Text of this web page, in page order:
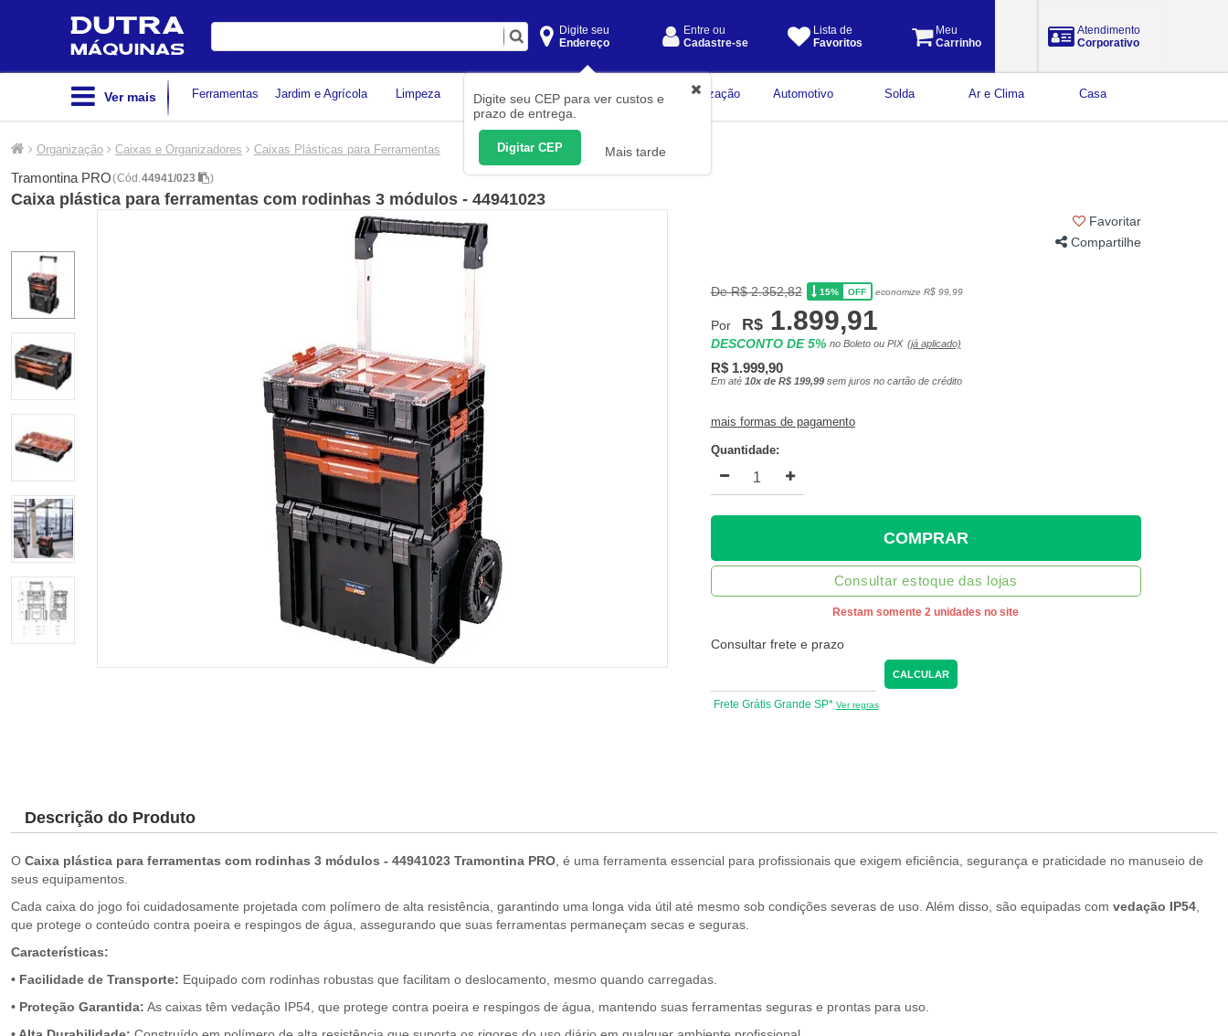
Digite
Digite seu
Endereço
Digite seu CEP para ver custos e
prazo de entrega.
Digitar CEP Mais tarde
Entre ou
Cadastre-se
Lista de
Favoritos
Meu
Carrinho
Atendimento
Corporativo
Ver mais Ferramentas Jardim e Agrícola Limpeza Construção Civil
Medição
Organização Automotivo Solda Ar e Clima Casa
Organização Caixas e Organizadores Caixas Plásticas para Ferramentas
Tramontina PRO(Cód. 44941/023 )
Caixa plástica para ferramentas com rodinhas 3 módulos - 44941023
Favoritar
Compartilhe
De R$ 2.352,82 15% OFF economize R$ 99,99
Por R$ 1.899,91
DESCONTO DE 5% no Boleto ou PIX (já aplicado)
R$ 1.999,90
Em até 10x de R$ 199,99sem juros no cartão de crédito
mais formas de pagamento
Quantidade:
COMPRAR
Consultar estoque das lojas
Restam somente 2 unidades no site
Consultar frete e prazo
CALCULAR
Frete Grátis Grande SP* Ver regras
Descrição do Produto
O Caixa plástica para ferramentas com rodinhas 3 módulos - 44941023 Tramontina PRO , é uma ferramenta essencial para profissionais que exigem eficiência, segurança e praticidade no manuseio de
seus equipamentos.
Cada caixa do jogo foi cuidadosamente projetada com polímero de alta resistência, garantindo uma longa vida útil até mesmo sob condições severas de uso. Além disso, são equipadas com vedação IP54
que protege o conteúdo contra poeira e respingos de água, assegurando que suas ferramentas permaneçam secas e seguras.
Características:
• Facilidade de Transporte: Equipado com rodinhas robustas que facilitam o deslocamento, mesmo quando carregadas.
• Proteção Garantida: As caixas têm vedação IP54, que protege contra poeira e respingos de água, mantendo suas ferramentas seguras e prontas para uso.